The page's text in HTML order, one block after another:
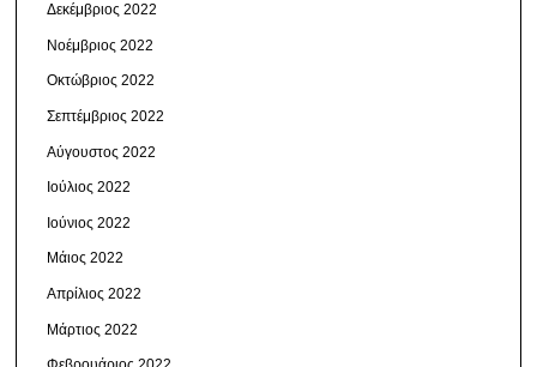
Δεκέμβριος 2022
Νοέμβριος 2022
Οκτώβριος 2022
Σεπτέμβριος 2022
Αύγουστος 2022
Ιούλιος 2022
Ιούνιος 2022
Μάιος 2022
Απρίλιος 2022
Μάρτιος 2022